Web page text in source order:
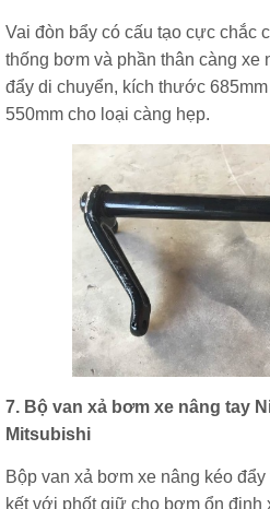
Vai đòn bẩy có cấu tạo cực chắc
thống bơm và phần thân càng xe
đẩy di chuyển, kích thước
550mm cho loại càng hẹp.
7. Bộ van xả bơm xe nâng tay
Mitsubishi
Bộp van xả bơm xe nâng kéo
kết với phốt giữ cho bơm ổn định